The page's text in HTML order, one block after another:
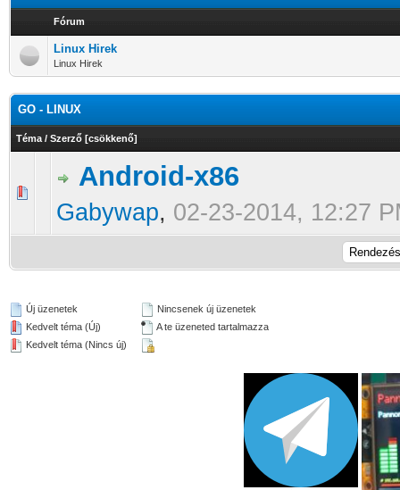
Fórum
Linux Hirek
Linux Hirek
GO - LINUX
Téma / Szerző [csökkenő]
Android-x86
Gabywap, 02-23-2014, 12:27
Új üzenetek
Kedvelt téma (Új)
Kedvelt téma (Nincs új)
Nincsenek új üzenetek
A te üzeneted tartalmazza